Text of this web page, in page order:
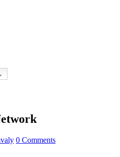
0 Comments